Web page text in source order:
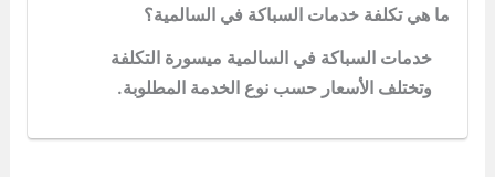
ما هي تكلفة خدمات السباكة في السالمية؟
خدمات السباكة في السالمية ميسورة التكلفة
وتختلف الأسعار حسب نوع الخدمة المطلوبة.